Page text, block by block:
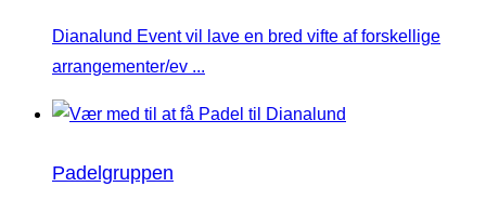
Dianalund Event vil lave en bred vifte af forskellige
arrangementer/ev ...
Padelgruppen